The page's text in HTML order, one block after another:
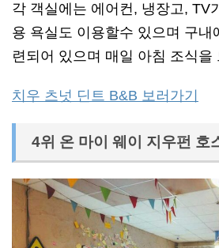
각 객실에는 에어컨, 냉장고, TV
용 욕실도 이용할수 있으며 구내
련되어 있으며 매일 아침 조식을
치우 츠넛 딘트 B&B 보러가기
4위 온 마이 웨이 지우펀 호